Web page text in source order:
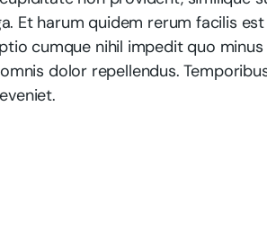
Et harum quidem rerum facilis
cumque nihil impedit quo minus
dolor repellendus.